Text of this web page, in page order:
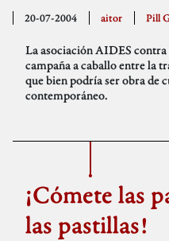
20-07-2004 aitor Pill
La asociación AIDES contra
campaña a caballo entre la
que bien podría ser obra de
contemporáneo.
¡Cómete las
las pastillas!